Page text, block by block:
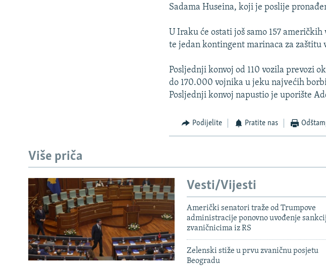
TRI DECENIJE OD RATA U BIH
SVE KARTE DEJTONA
NASTANAK I RASPAD JUGOSLAVIJE
Sadama Huseina, koji je poslije
U Iraku će ostati još samo 157
te jedan kontingent marinaca za zaštitu
Posljednji konvoj od 110 vozila prevozi
do 170.000 vojnika u jeku najvećih
Posljednji konvoj napustio je uporište
Podijelite Pratite nas
Više priča
Vesti/Vijesti
Američki senatori traže od Trumpove
administracije ponovno uvođenje
zvaničnicima iz RS
Zelenski stiže u prvu zvaničnu posjetu
Beogradu